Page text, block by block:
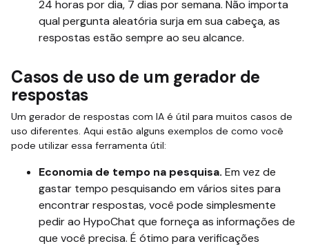
24 horas por dia, 7 dias por semana. Não importa
qual pergunta aleatória surja em sua cabeça, as
respostas estão sempre ao seu alcance.
Casos de uso de um gerador de
respostas
Um gerador de respostas com IA é útil para muitos casos de
uso diferentes. Aqui estão alguns exemplos de como você
pode utilizar essa ferramenta útil:
Economia de tempo na pesquisa. Em vez de
gastar tempo pesquisando em vários sites para
encontrar respostas, você pode simplesmente
pedir ao HypoChat que forneça as informações de
que você precisa. É ótimo para verificações